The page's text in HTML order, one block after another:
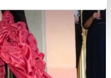
identifizieren
Ihre persönlichen Daten
Ihre Präferenzen im